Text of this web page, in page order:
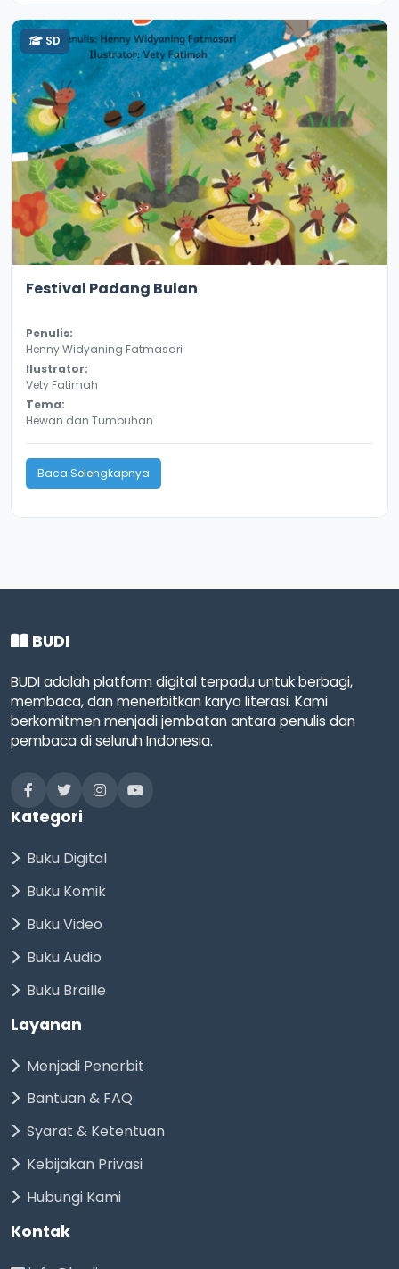
SD
Festival Padang Bulan
Penulis:
Henny Widyaning Fatmasari
Ilustrator:
Vety Fatimah
Tema:
Hewan dan Tumbuhan
Baca Selengkapnya
BUDI
BUDI adalah platform digital terpadu untuk berbagi,
membaca, dan menerbitkan karya literasi. Kami
berkomitmen menjadi jembatan antara penulis dan
pembaca di seluruh Indonesia.
Kategori
Buku Digital
Buku Komik
Buku Video
Buku Audio
Buku Braille
Layanan
Menjadi Penerbit
Bantuan & FAQ
Syarat & Ketentuan
Kebijakan Privasi
Hubungi Kami
Kontak